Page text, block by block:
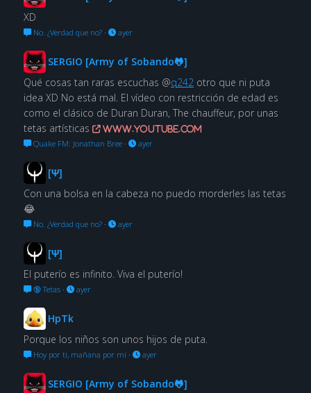
XD
No. ¿Verdad que no?· ayer
SERGIO [Army of Sobando🐸]
Qué cosas tan raras escuchas @q242 otro que ni puta
idea XD No está mal. El vídeo con restricción de edad es
como el clásico de Duran Duran, The chauffeur, por unas
tetas artísticas
www.youtube.com
Quake FM: Jonathan Bree· ayer
[Ψ]
Con una bolsa en la cabeza no puedo morderles las tetas
😂
No. ¿Verdad que no?· ayer
[Ψ]
El puterío es infinito. Viva el puterío!
🔞 Tetas· ayer
HpTk
Porque los niños son unos hijos de puta.
Hoy por ti, mañana por mí· ayer
SERGIO [Army of Sobando🐸]